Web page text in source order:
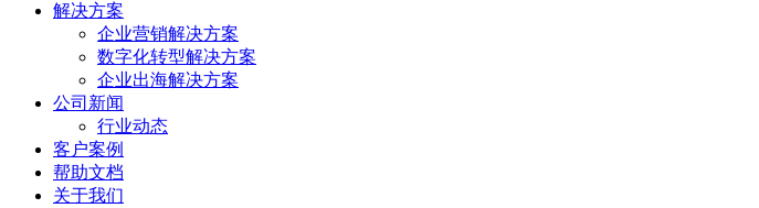
解决方案
企业营销解决方案
数字化转型解决方案
企业出海解决方案
公司新闻
行业动态
客户案例
帮助文档
关于我们